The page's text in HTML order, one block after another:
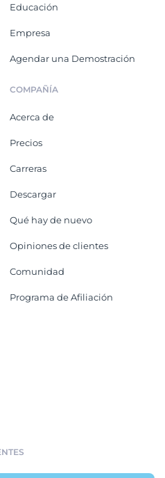
Educación
Empresa
Agendar una Demostración
COMPAÑÍA
Acerca de
Precios
Carreras
Descargar
Qué hay de nuevo
Opiniones de clientes
Comunidad
Programa de Afiliación